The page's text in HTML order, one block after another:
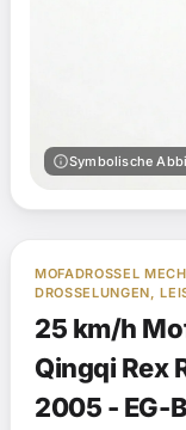
infoSymbolische
MOFADROSSEL
DROSSELUNGEN,
25 km/h
Qingqi Rex
2005 -